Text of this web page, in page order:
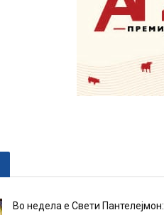
Во недела е Свети Пантелејмон: